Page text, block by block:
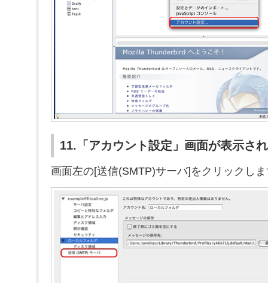
11.「アカウント設定」画面が表示さ
画面左の[送信(SMTP)サーバ]をクリックし